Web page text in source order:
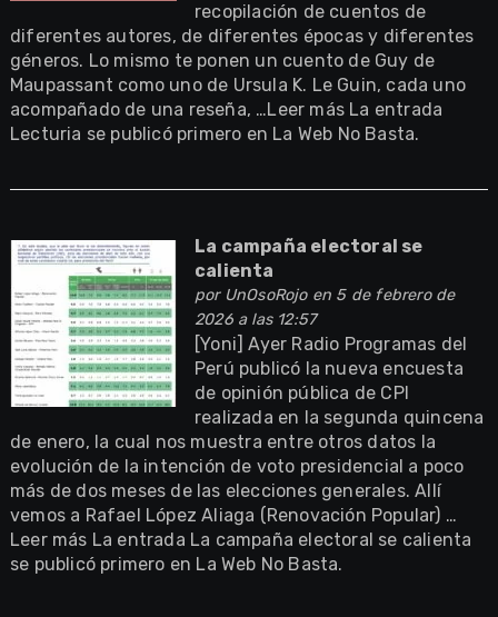
recopilación de cuentos de
diferentes autores, de diferentes épocas y diferentes
géneros. Lo mismo te ponen un cuento de Guy de
Maupassant como uno de Ursula K. Le Guin, cada uno
acompañado de una reseña, …Leer más La entrada
Lecturia se publicó primero en La Web No Basta.
La campaña electoral se
calienta
por UnOsoRojoen 5 de febrero de
2026 a las 12:57
[Yoni] Ayer Radio Programas del
Perú publicó la nueva encuesta
de opinión pública de CPI
realizada en la segunda quincena
de enero, la cual nos muestra entre otros datos la
evolución de la intención de voto presidencial a poco
más de dos meses de las elecciones generales. Allí
vemos a Rafael López Aliaga (Renovación Popular) …
Leer más La entrada La campaña electoral se calienta
se publicó primero en La Web No Basta.